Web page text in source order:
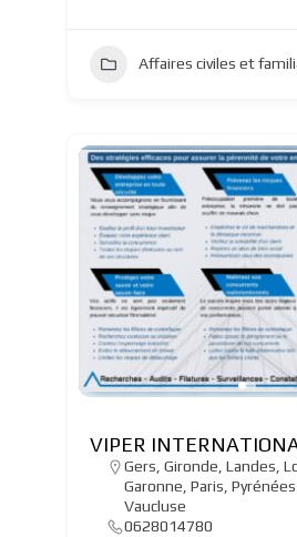
Affaires civiles et
VIPER
Gers Gironde Landes
Garonne Paris
Vaucluse
0628014780